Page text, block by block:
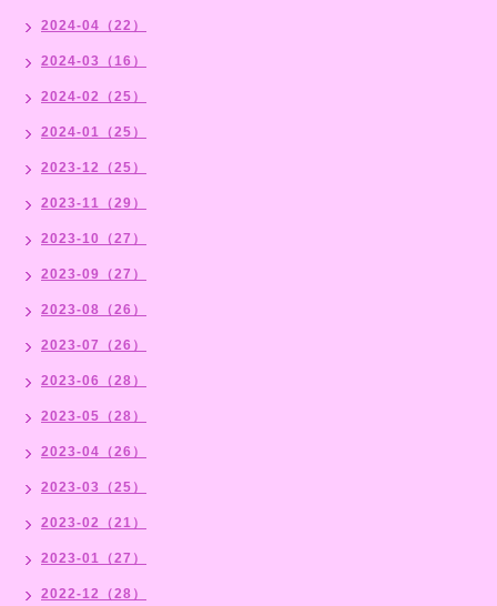
2024-04（22）
2024-03（16）
2024-02（25）
2024-01（25）
2023-12（25）
2023-11（29）
2023-10（27）
2023-09（27）
2023-08（26）
2023-07（26）
2023-06（28）
2023-05（28）
2023-04（26）
2023-03（25）
2023-02（21）
2023-01（27）
2022-12（28）